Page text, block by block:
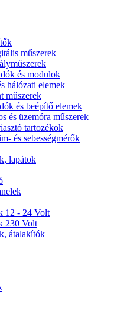
műszerek
és modulok
hálózati elemek
műszerek
és beépítő elemek
és üzemóra műszerek
tartozékok
és sebességmérők
lapátok
12 - 24 Volt
230 Volt
átalakítók